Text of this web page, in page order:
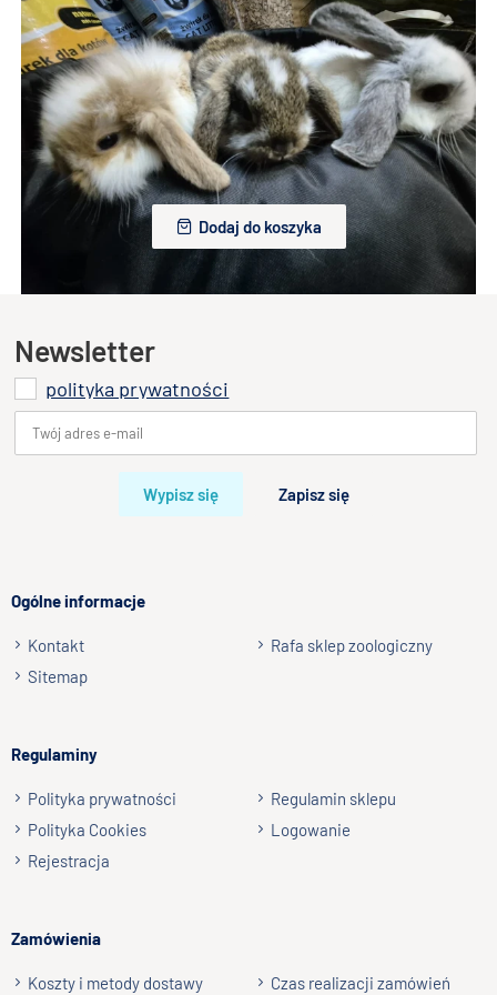
Zwiń
Królik Miniaturka Mini Loop Brąz
350,00 zł
Dodaj do koszyka
Królik Miniaturka Mini Loop Różne
350,00 zł
Dodaj do koszyka
Newsletter
polityka prywatności
Wypisz się Zapisz się
Ogólne informacje
Kontakt
Rafa sklep zoologiczny
Sitemap
Regulaminy
Polityka prywatności
Regulamin sklepu
Polityka Cookies
Logowanie
Rejestracja
Zamówienia
Koszty i metody dostawy Czas realizacji zamówień